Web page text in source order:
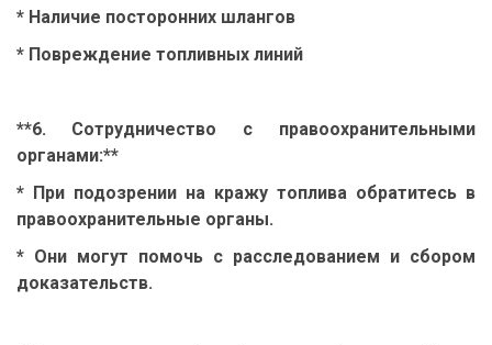
* Наличие посторонних шлангов
* Повреждение топливных линий
**6. Сотрудничество с правоохранительными
органами:**
* При подозрении на кражу топлива обратитесь в
правоохранительные органы.
* Они могут помочь с расследованием и сбором
доказательств.